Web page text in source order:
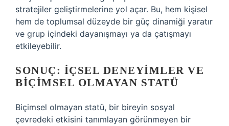
stratejiler geliştirmelerine yol açar. Bu, hem kişisel
hem de toplumsal düzeyde bir güç dinamiği yaratır
ve grup içindeki dayanışmayı ya da çatışmayı
etkileyebilir.
SONUÇ: İÇSEL DENEYIMLER VE
BIÇIMSEL OLMAYAN STATÜ
Biçimsel olmayan statü, bir bireyin sosyal
çevredeki etkisini tanımlayan görünmeyen bir